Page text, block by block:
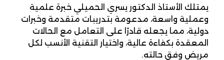
يمتلك الأستاذ الدكتور يسري الحميلي خبرة علمية
وعملية واسعة، مدعومة بتدريبات متقدمة وخبرات
دولية، مما يجعله قادرًا على التعامل مع الحالات
المعقدة بكفاءة عالية، واختيار التقنية الأنسب لكل
مريض وفق حالته.